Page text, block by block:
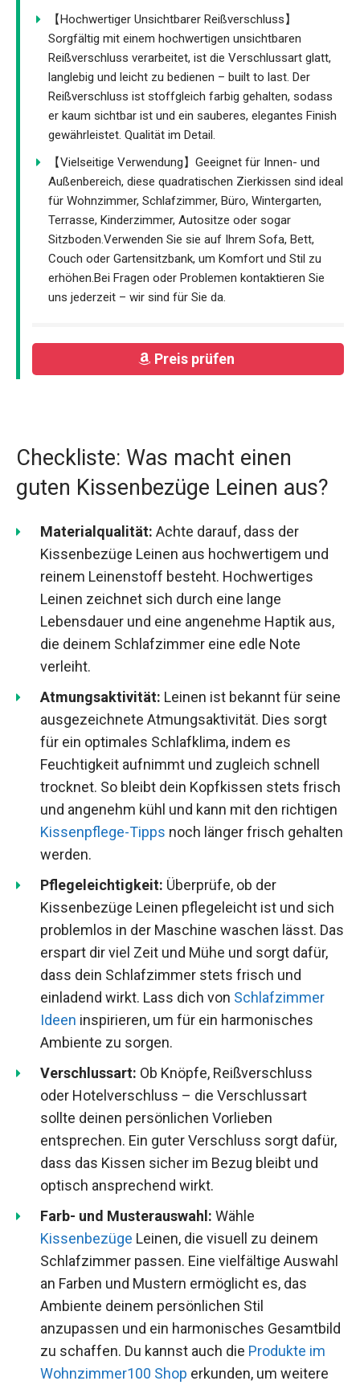
【Hochwertiger Unsichtbarer Reißverschluss】
Sorgfältig mit einem hochwertigen unsichtbaren
Reißverschluss verarbeitet, ist die Verschlussart glatt,
langlebig und leicht zu bedienen – built to last. Der
Reißverschluss ist stoffgleich farbig gehalten, sodass
er kaum sichtbar ist und ein sauberes, elegantes Finish
gewährleistet. Qualität im Detail.
【Vielseitige Verwendung】Geeignet für Innen- und
Außenbereich, diese quadratischen Zierkissen sind ideal
für Wohnzimmer, Schlafzimmer, Büro, Wintergarten,
Terrasse, Kinderzimmer, Autositze oder sogar
Sitzboden.Verwenden Sie sie auf Ihrem Sofa, Bett,
Couch oder Gartensitzbank, um Komfort und Stil zu
erhöhen.Bei Fragen oder Problemen kontaktieren Sie
uns jederzeit – wir sind für Sie da.
Preis prüfen
Checkliste: Was macht einen
guten Kissenbezüge Leinen aus?
Materialqualität: Achte darauf, dass der
Kissenbezüge Leinen aus hochwertigem und
reinem Leinenstoff besteht. Hochwertiges
Leinen zeichnet sich durch eine lange
Lebensdauer und eine angenehme Haptik aus,
die deinem Schlafzimmer eine edle Note
verleiht.
Atmungsaktivität: Leinen ist bekannt für seine
ausgezeichnete Atmungsaktivität. Dies sorgt
für ein optimales Schlafklima, indem es
Feuchtigkeit aufnimmt und zugleich schnell
trocknet. So bleibt dein Kopfkissen stets frisch
und angenehm kühl und kann mit den richtigen
Kissenpflege-Tipps noch länger frisch gehalten
werden.
Pflegeleichtigkeit: Überprüfe, ob der
Kissenbezüge Leinen pflegeleicht ist und sich
problemlos in der Maschine waschen lässt. Das
erspart dir viel Zeit und Mühe und sorgt dafür,
dass dein Schlafzimmer stets frisch und
einladend wirkt. Lass dich von Schlafzimmer
Ideen inspirieren, um für ein harmonisches
Ambiente zu sorgen.
Verschlussart: Ob Knöpfe, Reißverschluss
oder Hotelverschluss – die Verschlussart
sollte deinen persönlichen Vorlieben
entsprechen. Ein guter Verschluss sorgt dafür,
dass das Kissen sicher im Bezug bleibt und
optisch ansprechend wirkt.
Farb- und Musterauswahl: Wähle
Kissenbezüge Leinen, die visuell zu deinem
Schlafzimmer passen. Eine vielfältige Auswahl
an Farben und Mustern ermöglicht es, das
Ambiente deinem persönlichen Stil
anzupassen und ein harmonisches Gesamtbild
zu schaffen. Du kannst auch die Produkte im
Wohnzimmer100 Shop erkunden, um weitere